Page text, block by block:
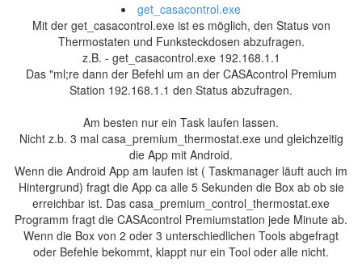
get_casacontrol.exe
Mit der get_casacontrol.exe ist es möglich, den Status von
Thermostaten und Funksteckdosen abzufragen.
z.B. - get_casacontrol.exe 192.168.1.1
Das "ml;re dann der Befehl um an der CASAcontrol Premium
Station 192.168.1.1 den Status abzufragen.
Am besten nur ein Task laufen lassen.
Nicht z.b. 3 mal casa_premium_thermostat.exe und gleichzeitig
die App mit Android.
Wenn die Android App am laufen ist ( Taskmanager läuft auch im
Hintergrund) fragt die App ca alle 5 Sekunden die Box ab ob sie
erreichbar ist. Das casa_premium_control_thermostat.exe
Programm fragt die CASAcontrol Premiumstation jede Minute ab.
Wenn die Box von 2 oder 3 unterschiedlichen Tools abgefragt
oder Befehle bekommt, klappt nur ein Tool oder alle nicht.